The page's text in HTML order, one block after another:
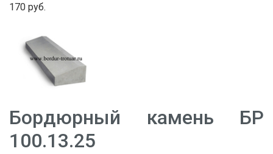
170 руб.
Бордюрный камень БР
100.13.25